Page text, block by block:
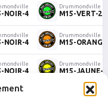
NOIR-4
Drummondville
M15-VERT-2
NOIR-4
Drummondville
M15-
NOIR-4
Drummondville
M15-JAUNE-3
Drummondville